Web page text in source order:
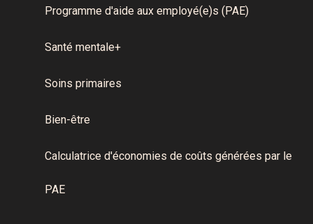
Programme d'aide aux employé(e)s (PAE)
Santé mentale+
Soins primaires
Bien-être
Calculatrice d'économies de coûts générées par le
PAE